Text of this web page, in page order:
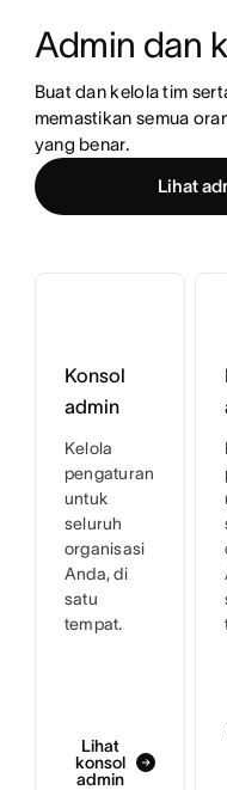
Admin dan
Buat dan kelola tim
memastikan semua
yang benar.
Lihat
Konsol
admin
Kelola
pengaturan
untuk
seluruh
organisasi
Anda, di
satu
tempat.
Lihat
konsol
admin